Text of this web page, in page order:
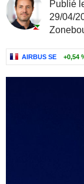
Publié
29/04/
AIRBUS SE +0,54